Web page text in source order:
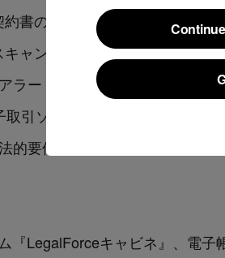
書の訂正や削除を行った際の履
ャンして電子化した際、PDF
ラートが出る機能
引ソフト法的要件認証」の取
的要件認証」と合わせて、利
『LegalForceキャビネ』、電